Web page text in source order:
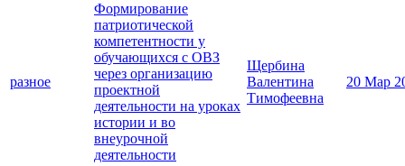
разное
Формирование
патриотической
компетентности у
обучающихся с ОВЗ
через организацию
проектной
деятельности на уроках
истории и во
внеурочной
деятельности
Щербина
Валентина
Тимофеевна
20 Мар